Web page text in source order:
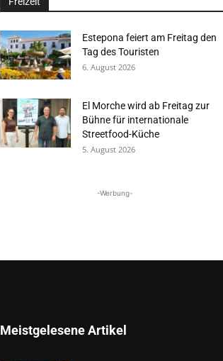
Estepona feiert am Freitag den
Tag des Touristen
6. August 2026
El Morche wird ab Freitag zur
Bühne für internationale
Streetfood-Küche
5. August 2026
-Werbung-
Meistgelesene Artikel